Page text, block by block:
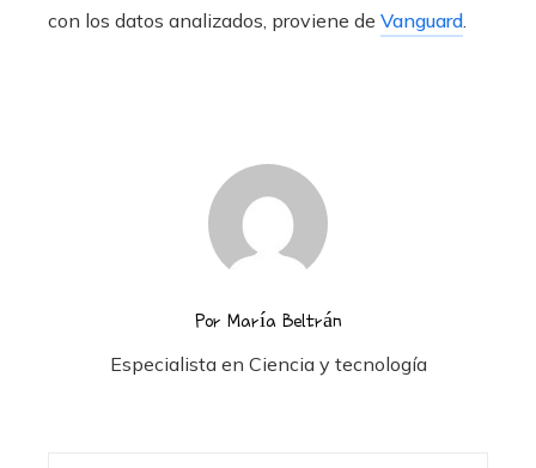
con los datos analizados, proviene de Vanguard
Por María Beltrán
Especialista en Ciencia y tecnología